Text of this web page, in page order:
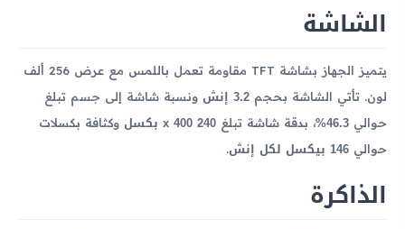
الشاشة
يتميز الجهاز بشاشة TFT مقاومة تعمل باللمس مع عرض 256 ألف
لون. تأتي الشاشة بحجم 3.2 إنش
ونسبة شاشة إلى جسم تبلغ
حوالي 46.3% ، بدقة شاشة تبلغ 240 x 400 بكسل
وكثافة بكسلات
حوالي 146 بيكسل لكل إنش .
الذاكرة